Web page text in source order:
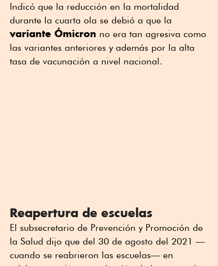
Indicó que la reducción en la mortalidad
durante la cuarta ola se debió a que la
variante Ómicron no era tan agresiva como
las variantes anteriores y además por la alta
tasa de vacunación a nivel nacional.
Reapertura de escuelas
El subsecretario de Prevención y Promoción de
la Salud dijo que del 30 de agosto del 2021 —
cuando se reabrieron las escuelas— en